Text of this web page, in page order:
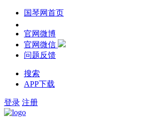
国琴网首页
官网微博
官网微信
问题反馈
搜索
APP下载
登录 注册